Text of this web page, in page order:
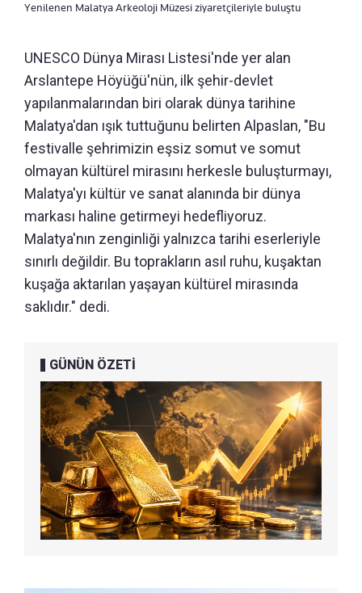
Yenilenen Malatya Arkeoloji Müzesi ziyaretçileriyle buluştu
UNESCO Dünya Mirası Listesi'nde yer alan
Arslantepe Höyüğü'nün, ilk şehir-devlet
yapılanmalarından biri olarak dünya tarihine
Malatya'dan ışık tuttuğunu belirten Alpaslan, "Bu
festivalle şehrimizin eşsiz somut ve somut
olmayan kültürel mirasını herkesle buluşturmayı,
Malatya'yı kültür ve sanat alanında bir dünya
markası haline getirmeyi hedefliyoruz.
Malatya'nın zenginliği yalnızca tarihi eserleriyle
sınırlı değildir. Bu toprakların asıl ruhu, kuşaktan
kuşağa aktarılan yaşayan kültürel mirasında
saklıdır." dedi.
GÜNÜN ÖZETİ